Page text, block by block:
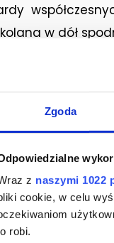
Zgoda
z naszymi 1022
cookie, w celu
robi.
w dół